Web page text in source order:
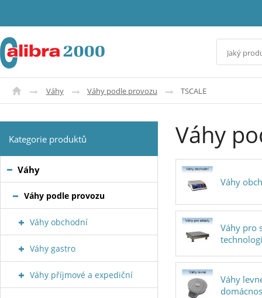
Váhy Váhy podle provozu TSCALE
Váhy
Váhy
Váhy pro
Váhy
Kategorie produktů
Váhy
Váhy podle provozu
Váhy obchodní
Váhy gastro
Váhy příjmové a expediční